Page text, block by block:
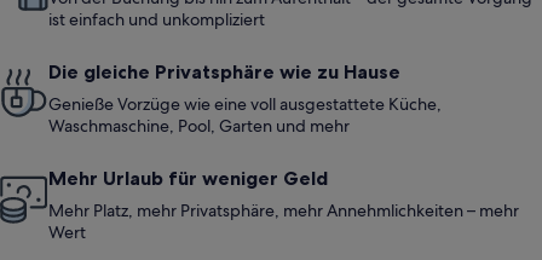
ist einfach und unkompliziert
Die gleiche Privatsphäre wie zu Hause
Genieße Vorzüge wie eine voll ausgestattete Küche,
Waschmaschine, Pool, Garten und mehr
Mehr Urlaub für weniger Geld
Mehr Platz, mehr Privatsphäre, mehr Annehmlichkeiten – mehr
Wert